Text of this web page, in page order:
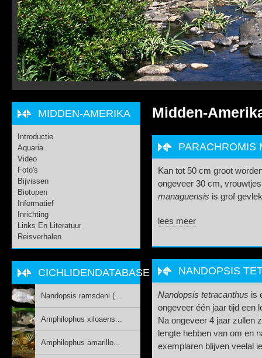
Midden-
PARACHROMIS
Kan tot 50 cm groot
ongeveer 30 cm,
managuensis is grof
lees meer
NANDOPSIS
Nandopsis tetracanthus is
ongeveer één jaar tijd een
Na ongeveer 4 jaar zullen
lengte hebben van om en
exemplaren blijven veelal
MIDDEN-AMERIKA
Introductie
Aquaria
Video
Foto's
Bijvissen
Biotopen
Informatief
Inrichting
Links En Literatuur
Reisverhalen
CICHLIDENDATABASE
Nandopsis ramsdeni (...
Amphilophus xiloaens...
Amphilophus amarillo...